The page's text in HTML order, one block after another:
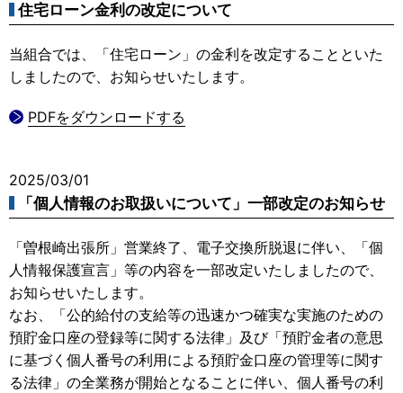
住宅ローン金利の改定について
当組合では、「住宅ローン」の金利を改定することといた
しましたので、お知らせいたします。
PDFをダウンロードする
2025/03/01
「個人情報のお取扱いについて」一部改定のお知らせ
「曽根崎出張所」営業終了、電子交換所脱退に伴い、「個
人情報保護宣言」等の内容を一部改定いたしましたので、
お知らせいたします。
なお、「公的給付の支給等の迅速かつ確実な実施のための
預貯金口座の登録等に関する法律」及び「預貯金者の意思
に基づく個人番号の利用による預貯金口座の管理等に関す
る法律」の全業務が開始となることに伴い、個人番号の利